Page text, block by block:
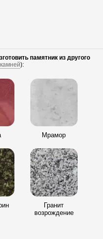
памятник из другого
):
Мрамор
Гранит
возрождение